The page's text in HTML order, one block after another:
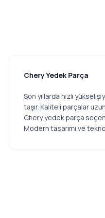
Chery Yedek Parça
Son yıllarda hızlı
taşır. Kaliteli parçalar
Chery yedek parça
Modern tasarımı ve